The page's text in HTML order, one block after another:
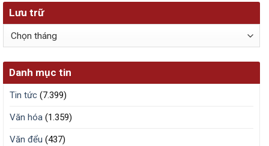
Lưu trữ
Lưu
Danh mục tin
Tin tức (7.399)
Văn hóa (1.359)
Văn đểu (437)